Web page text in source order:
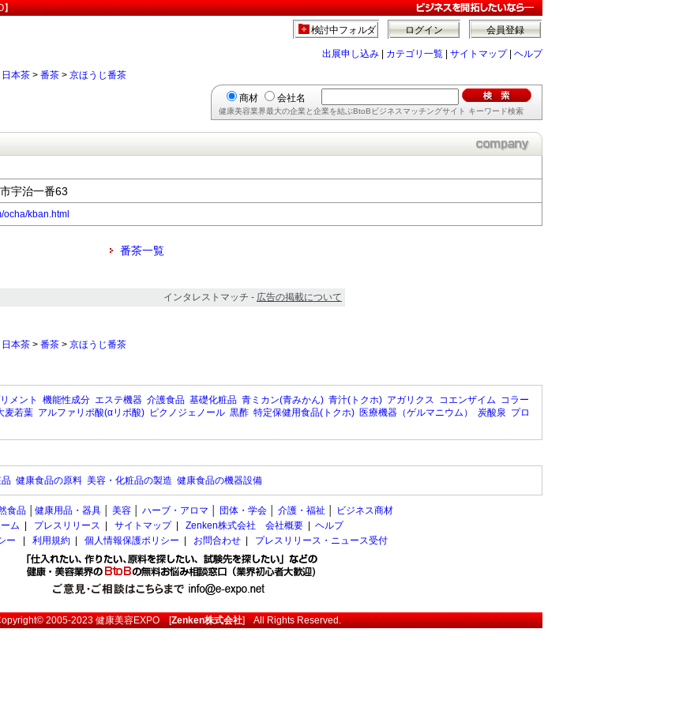
】
会員登録
ログイン
検討中フォルダ
出展申し込み カテゴリ一覧 サイトマップ| ヘルプ
日本茶 > 番茶 > 京ほうじ番茶
商材 会社名
健康美容業界最大の企業と企業を結ぶBtoBビジネスマッチングサイト キーワード検索
宇治一番63
ocha/kban.html
番茶一覧
インタレストマッチ - 広告の掲載について
日本茶 > 番茶 > 京ほうじ番茶
メント 機能性成分 エステ機器 介護食品 基礎化粧品 青ミカン(青みかん) 青汁(トクホ) アガリクス コエンザイム コラー
麦若葉 アルファリポ酸(αリポ酸) ピクノジェノール 黒酢 特定保健用食品(トクホ) 医療機器（ゲルマニウム） 炭酸泉 プロ
健康食品の原料 美容・化粧品の製造 健康食品の機器設備
食品 健康用品・器具 美容 ハーブ・アロマ 団体・学会 介護・福祉
ビジネス商材
ム
プレスリリース サイトマップ| Zenken株式会社 会社概要
ヘルプ
ー
利用規約 個人情報保護ポリシー お問合わせ プレスリリース・ニュース受付
2005-2023健康美容EXPO[Zenken株式会社] All Rights Reserved.